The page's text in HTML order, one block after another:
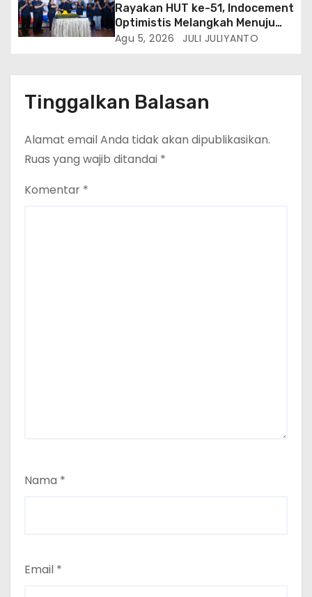
Rayakan HUT ke-51, Indocement
Optimistis Melangkah Menuju
Masa Depan Lebih Hijau
Agu 5, 2026 JULI JULIYANTO
Tinggalkan Balasan
Alamat email Anda tidak akan dipublikasikan.
Ruas yang wajib ditandai *
Komentar *
Nama *
Email *